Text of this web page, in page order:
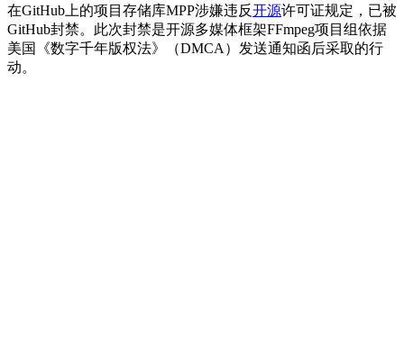
在GitHub上的项目存储库MPP涉嫌违反开源许可证规定，已被
GitHub封禁。此次封禁是开源多媒体框架FFmpeg项目组依据
美国《数字千年版权法》（DMCA）发送通知函后采取的行
动。